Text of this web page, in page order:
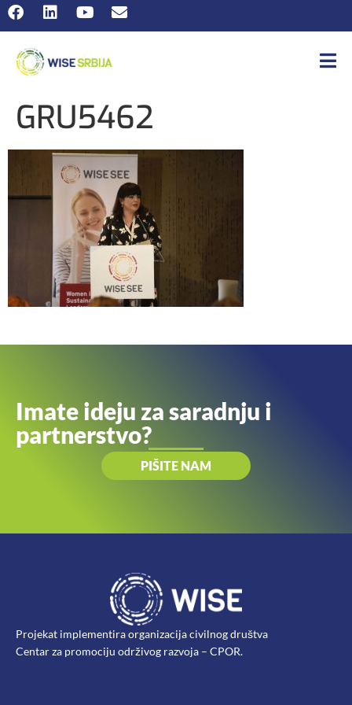
GRU5462
Imate ideju za saradnju i
partnerstvo?
PIŠITE NAM
Projekat implementira organizacija civilnog društva
Centar za promociju održivog razvoja – CPOR.